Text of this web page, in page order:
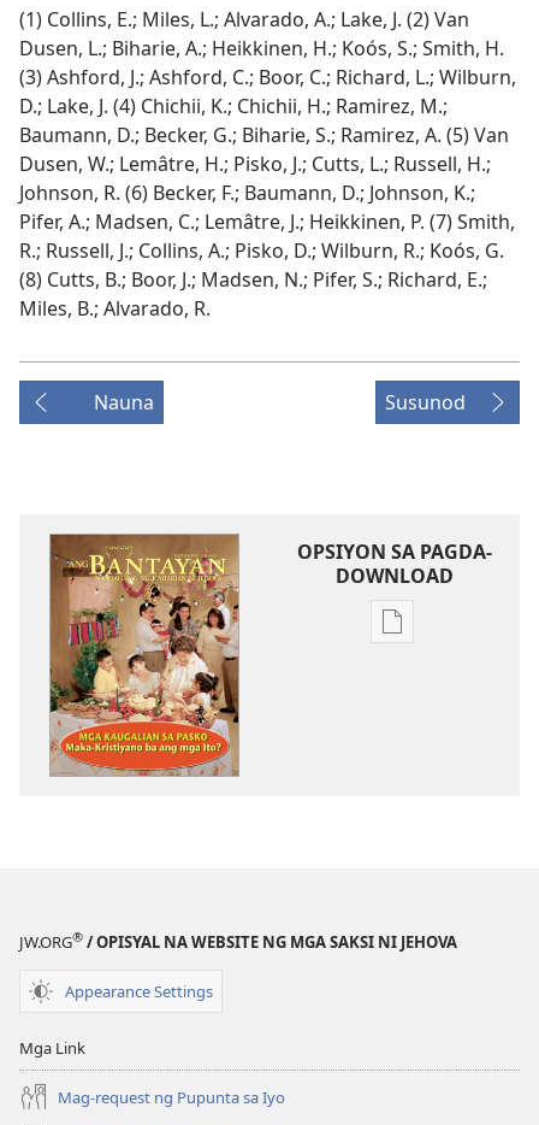
(1) Collins, E.; Miles, L.; Alvarado, A.; Lake, J. (2) Van
Dusen, L.; Biharie, A.; Heikkinen, H.; Koós, S.; Smith, H.
(3) Ashford, J.; Ashford, C.; Boor, C.; Richard, L.; Wilburn,
D.; Lake, J. (4) Chichii, K.; Chichii, H.; Ramirez, M.;
Baumann, D.; Becker, G.; Biharie, S.; Ramirez, A. (5) Van
Dusen, W.; Lemâtre, H.; Pisko, J.; Cutts, L.; Russell, H.;
Johnson, R. (6) Becker, F.; Baumann, D.; Johnson, K.;
Pifer, A.; Madsen, C.; Lemâtre, J.; Heikkinen, P. (7) Smith,
R.; Russell, J.; Collins, A.; Pisko, D.; Wilburn, R.; Koós, G.
(8) Cutts, B.; Boor, J.; Madsen, N.; Pifer, S.; Richard, E.;
Miles, B.; Alvarado, R.
Nauna Susunod
OPSIYON SA PAGDA-
DOWNLOAD
Opsiyon
SA
2000
JW.ORG® / OPISYAL NA WEBSITE NG MGA SAKSI NI JEHOVA
Appearance Settings
Mga Link
Mag-request ng Pupunta sa Iyo